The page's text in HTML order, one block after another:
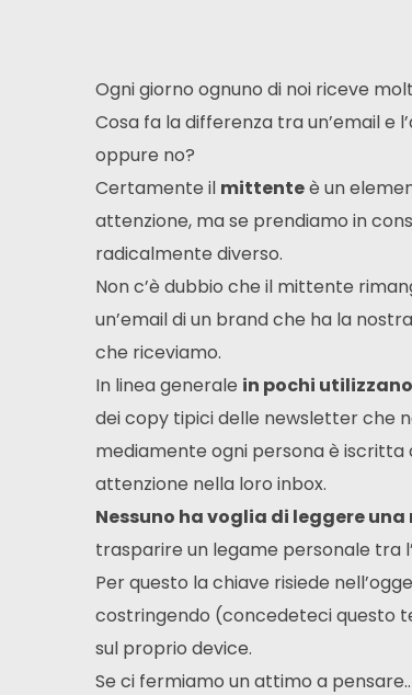
Ogni giorno ognuno di noi riceve
Cosa fa la differenza tra un’email e
oppure no?
Certamente il mittenteè un
attenzione, ma se prendiamo in
radicalmente diverso.
Non c’è dubbio che il mittente
un’email di un brand che ha la
che riceviamo.
In linea generale in pochi
dei copy tipici delle newsletter che
mediamente ogni persona è
attenzione nella loro inbox.
Nessuno ha voglia di leggere
trasparire un legame personale tra
Per questo la chiave risiede
costringendo (concedeteci questo
sul proprio device.
Se ci fermiamo un attimo a